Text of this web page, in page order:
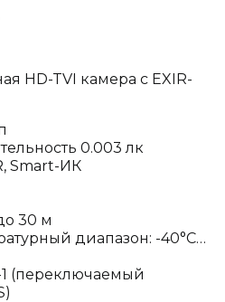
HD-TVI камера с EXIR-
0.003 лк
Smart-ИК
30 м
диапазон: -40°C…
(переключаемый